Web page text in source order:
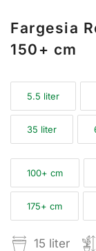
Fargesia
150+ cm
5.5 liter
35 liter
100+ cm
175+ cm
15 liter